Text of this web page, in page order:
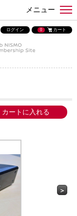
メニュー
ログイン 0 カート